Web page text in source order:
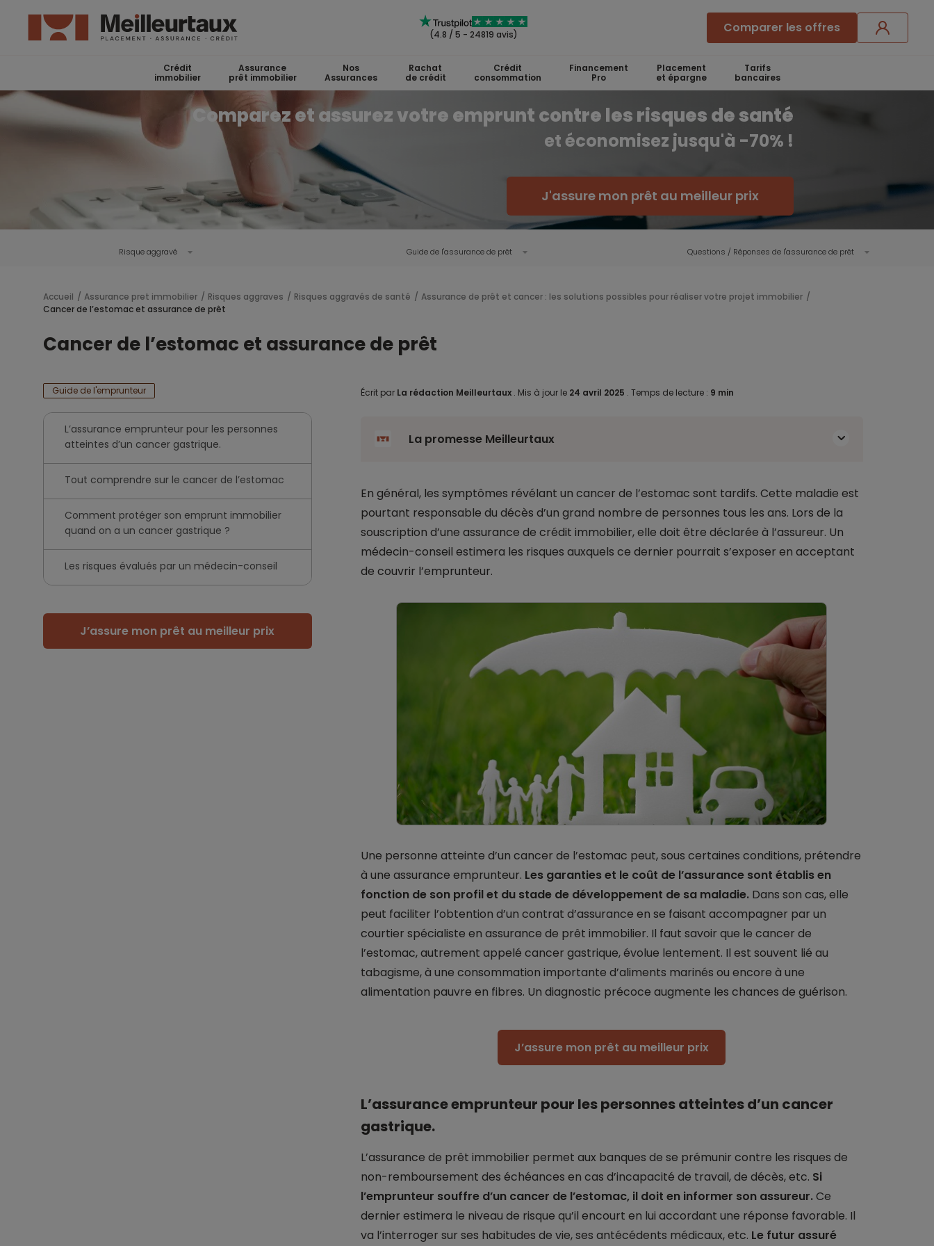
(4.8 / 5 - 24819 avis) Comparer les offres
Crédit
immobilier
Assurance
prêt immobilier
Nos
Assurances
Rachat
de crédit
Crédit
consommation
Financement
Pro
Placement
et épargne
Tarifs
bancaires
Comparez et assurez votre emprunt contre les risques de santé
et économisez jusqu'à -70% !
J'assure mon prêt au meilleur prix
Risque aggravé Guide de l'assurance de prêt Questions / Réponses de l'assurance de prêt
Accueil Assurance pret immobilier Risques aggraves Risques aggravés de santé
Assurance de prêt et cancer : les solutions possibles pour réaliser votre projet immobilier
Cancer de l’estomac et assurance de prêt
Cancer de l’estomac et assurance de prêt
Guide de l'emprunteur
L’assurance emprunteur pour les personnes
atteintes d’un cancer gastrique.
Tout comprendre sur le cancer de l’estomac
Comment protéger son emprunt immobilier
quand on a un cancer gastrique ?
Les risques évalués par un médecin-conseil
J’assure mon prêt au meilleur prix
Écrit par La rédaction Meilleurtaux . Mis à jour le 24 avril 2025 . Temps de lecture : 9 min
La promesse Meilleurtaux
En général, les symptômes révélant un cancer de l’estomac sont tardifs. Cette maladie est
pourtant responsable du décès d’un grand nombre de personnes tous les ans. Lors de la
souscription d’une assurance de crédit immobilier, elle doit être déclarée à l’assureur. Un
médecin-conseil estimera les risques auxquels ce dernier pourrait s’exposer en acceptant
de couvrir l’emprunteur.
Une personne atteinte d’un cancer de l’estomac peut, sous certaines conditions, prétendre
à une assurance emprunteur. Les garanties et le coût de l’assurance sont établis en
fonction de son profil et du stade de développement de sa maladie.Dans son cas, elle
peut faciliter l’obtention d’un contrat d’assurance en se faisant accompagner par un
courtier spécialiste en assurance de prêt immobilier. Il faut savoir que le cancer de
l’estomac, autrement appelé cancer gastrique, évolue lentement. Il est souvent lié au
tabagisme, à une consommation importante d’aliments marinés ou encore à une
alimentation pauvre en fibres. Un diagnostic précoce augmente les chances de guérison.
J’assure mon prêt au meilleur prix
L’assurance emprunteur pour les personnes atteintes d’un cancer
gastrique.
L’assurance de prêt immobilier permet aux banques de se prémunir contre les risques de
non-remboursement des échéances en cas d’incapacité de travail, de décès, etc. Si
l’emprunteur souffre d’un cancer de l’estomac, il doit en informer son assureur.Ce
dernier estimera le niveau de risque qu’il encourt en lui accordant une réponse favorable. Il
va l’interroger sur ses habitudes de vie, ses antécédents médicaux, etc. Le futur assuré